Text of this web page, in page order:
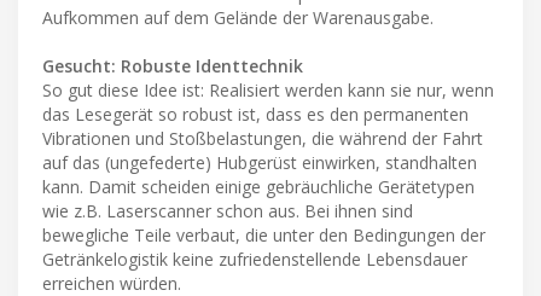
Aufkommen auf dem Gelände der Warenausgabe.
Gesucht: Robuste Identtechnik
So gut diese Idee ist: Realisiert werden kann sie nur, wenn
das Lesegerät so robust ist, dass es den permanenten
Vibrationen und Stoßbelastungen, die während der Fahrt
auf das (ungefederte) Hubgerüst einwirken, standhalten
kann. Damit scheiden einige gebräuchliche Gerätetypen
wie z.B. Laserscanner schon aus. Bei ihnen sind
bewegliche Teile verbaut, die unter den Bedingungen der
Getränkelogistik keine zufriedenstellende Lebensdauer
erreichen würden.